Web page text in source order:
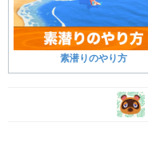
素潜りのやり方